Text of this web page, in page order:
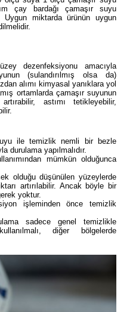
çay bardağı çamaşır suyu
Uygun miktarda ürünün uygun
dezenfeksiyonu amacıyla
(sulandırılmış olsa da)
alımı kimyasal yanıklara yol
ortamlarda çamaşır suyunun
astımı tetikleyebilir,
ile temizlik nemli bir bezle
durulama yapılmalıdır.
mümkün olduğunca
olduğu düşünülen yüzeylerde
artırılabilir. Ancak böyle bir
yoktur.
işleminden önce temizlik
sadece genel temizlikle
diğer bölgelerde